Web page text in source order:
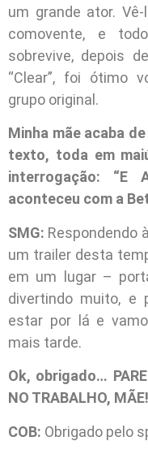
um grande ator.
comovente, e
sobrevive, depois
“Clear”, foi ótimo
grupo original.
Minha mãe acaba
texto, toda em
interrogação: “E
aconteceu com a
SMG: Respondendo
um trailer desta
em um lugar –
divertindo muito, e
estar por lá e
mais tarde.
Ok, obrigado…
NO TRABALHO,
COB: Obrigado pelo